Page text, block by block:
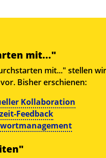
mit..."
mit..." stellen
Bisher erschienen:
Kollaboration
Feedback